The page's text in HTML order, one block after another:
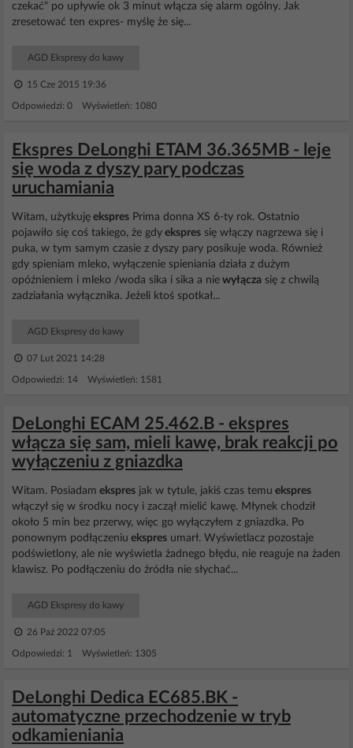
czekać" po upływie ok 3 minut włącza się alarm ogólny. Jak
zresetować ten expres- myślę że się...
AGD Ekspresy do kawy
15 Cze 2015 19:36
Odpowiedzi: 0 Wyświetleń: 1080
Ekspres DeLonghi ETAM 36.365MB - leje
się woda z dyszy pary podczas
uruchamiania
Witam, użytkuję ekspres Prima donna XS 6-ty rok. Ostatnio
pojawiło się coś takiego, że gdy ekspres się włączy nagrzewa się i
puka, w tym samym czasie z dyszy pary posikuje woda. Również
gdy spieniam mleko, wyłączenie spieniania działa z dużym
opóźnieniem i mleko /woda sika i sika a nie wyłącza się z chwilą
zadziałania wyłącznika. Jeżeli ktoś spotkał...
AGD Ekspresy do kawy
07 Lut 2021 14:28
Odpowiedzi: 14 Wyświetleń: 1581
DeLonghi ECAM 25.462.B - ekspres
włącza się sam, mieli kawę, brak reakcji po
wyłączeniu z gniazdka
Witam. Posiadam ekspres jak w tytule, jakiś czas temu ekspres
włączył się w środku nocy i zaczął mielić kawę. Młynek chodził
około 5 min bez przerwy, więc go wyłączyłem z gniazdka. Po
ponownym podłączeniu ekspres umarł. Wyświetlacz pozostaje
podświetlony, ale nie wyświetla żadnego błędu, nie reaguje na żaden
klawisz. Po podłączeniu do źródła nie słychać...
AGD Ekspresy do kawy
26 Paź 2022 07:05
Odpowiedzi: 1 Wyświetleń: 1305
DeLonghi Dedica EC685.BK -
automatyczne przechodzenie w tryb
odkamieniania